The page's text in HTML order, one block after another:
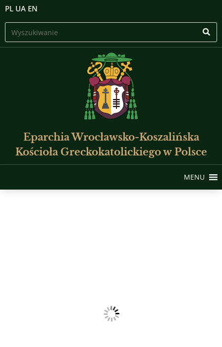
PL UA EN
Eparchia Wrocławsko-Koszalińska
Kościoła Greckokatolickiego w Polsce
MENU